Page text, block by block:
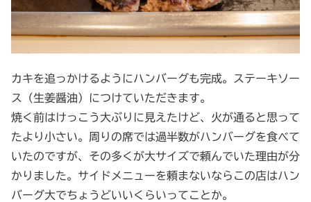
カキを追っかけるようにハンバーグも完成。ステーキソー
ス（生姜醤油）につけていただきます。
焼く前はけっこう大ぶりに見えたけど、火が通ると思って
たより小さい。周りの席では過半数がハンバーグを食べて
いたのですが、その多くが大サイズで頼んでいた理由が分
かりました。サイドメニューを頼まないならこの店はハン
バーグ大でちょうどいいくらいってことか。